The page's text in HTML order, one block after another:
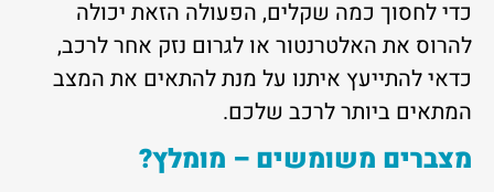
כדי לחסוך כמה שקלים, הפעולה הזאת יכולה
להרוס את האלטרנטור או לגרום נזק אחר לרכב,
כדאי להתייעץ איתנו על מנת להתאים את המצב
המתאים ביותר לרכב שלכם.
מצברים משומשים – מומלץ?